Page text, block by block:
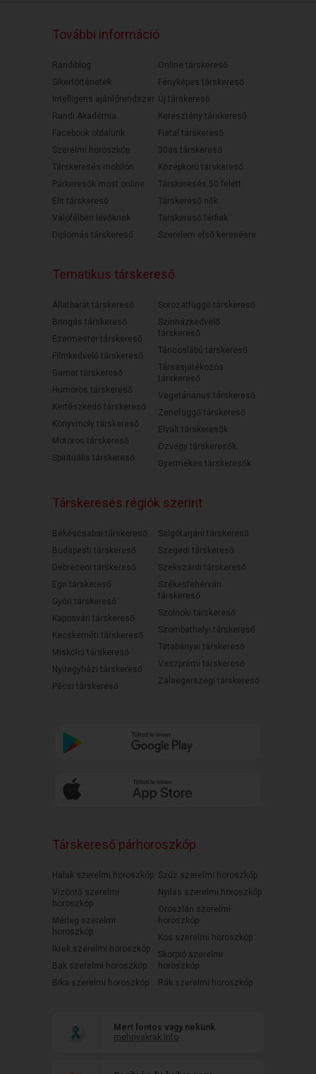
További információ
Randiblog
Sikertörténetek
Intelligens ajánlórendszer
Randi Akadémia
Facebook oldalunk
Szerelmi horoszkóp
Társkeresés mobilon
Párkeresők most online
Elit társkereső
Válófélben lévőknek
Diplomás társkereső
Online társkereső
Fényképes társkereső
Új társkereső
Keresztény társkereső
Fiatal társkereső
30as társkereső
Középkorú társkereső
Társkeresés 50 felett
Társkereső nők
Társkereső férfiak
Szerelem első keresésre
Tematikus társkereső
Állatbarát társkereső
Bringás társkereső
Ezermester társkereső
Filmkedvelő társkereső
Gamer társkereső
Humoros társkereső
Kertészkedő társkereső
Könyvmoly társkereső
Motoros társkereső
Spirituális társkereső
Sorozatfüggő társkereső
Színházkedvelő
társkereső
Táncoslábú társkereső
Társasjátékozós
társkereső
Vegetáriánus társkereső
Zenefüggő társkereső
Elvált társkeresők
Özvegy társkeresők
Gyermekes társkeresők
Társkeresés régiók szerint
Békéscsabai társkereső
Budapesti társkereső
Debreceni társkereső
Egri társkereső
Győri társkereső
Kaposvári társkereső
Kecskeméti társkereső
Miskolci társkereső
Nyíregyházi társkereső
Pécsi társkereső
Salgótarjáni társkereső
Szegedi társkereső
Szekszárdi társkereső
Székesfehérvári
társkereső
Szolnoki társkereső
Szombathelyi társkereső
Tatabányai társkereső
Veszprémi társkereső
Zalaegerszegi társkereső
Társkereső párhoroszkóp
Halak szerelmi horoszkóp
Vízöntő szerelmi
horoszkóp
Mérleg szerelmi
horoszkóp
Ikrek szerelmi horoszkóp
Bak szerelmi horoszkóp
Bika szerelmi horoszkóp
Szűz szerelmi horoszkóp
Nyilas szerelmi horoszkóp
Oroszlán szerelmi
horoszkóp
Kos szerelmi horoszkóp
Skorpió szerelmi
horoszkóp
Rák szerelmi horoszkóp
Mert fontos vagy nekünk
mehnyakrak.info